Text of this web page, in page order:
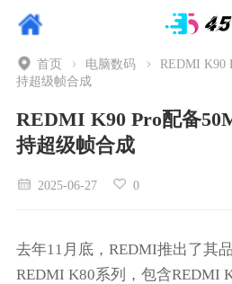
首页 电脑数码
REDMI K90
持超级帧合成
REDMI K90 Pro配备
持超级帧合成
2025-06-27 0
去年11月底，REDMI推出了
REDMI K80系列，包含REDMI